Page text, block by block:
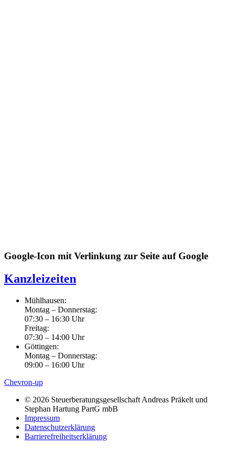
Google-Icon mit Verlinkung zur Seite auf Google
Kanzleizeiten
Mühlhausen:
Montag – Donnerstag:
07:30 – 16:30 Uhr
Freitag:
07:30 – 14:00 Uhr
Göttingen:
Montag – Donnerstag:
09:00 – 16:00 Uhr
Chevron-up
© 2026 Steuerberatungsgesellschaft Andreas Präkelt und
Stephan Hartung PartG mbB
Impressum
Datenschutzerklärung
Barrierefreiheitserklärung